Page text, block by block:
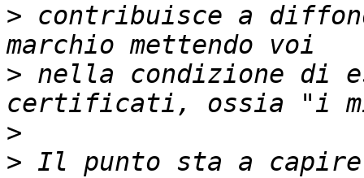
> contribuisce a
> nella condizione di
>
> Il punto sta a